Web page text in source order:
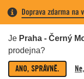
Doprava zdarma na
Je Praha - Černý
prodejna?
ANO, SPRÁVNĚ.